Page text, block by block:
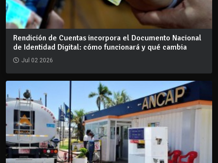
Rendición de Cuentas incorpora el Documento Nacional
de Identidad Digital: cómo funcionará y qué cambia
Jul 02 2026